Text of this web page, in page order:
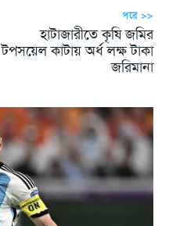
পরে >>
হাটাজারীতে কৃষি জমির
টপসয়েল কাটায় অর্ধ লক্ষ টাকা
জরিমানা